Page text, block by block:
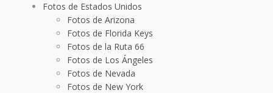
Fotos de Estados Unidos
Fotos de Arizona
Fotos de Florida Keys
Fotos de la Ruta 66
Fotos de Los Ángeles
Fotos de Nevada
Fotos de New York